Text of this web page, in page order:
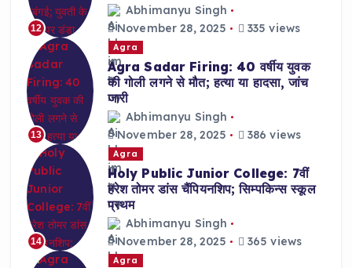
12
Abhimanyu Singh
November 28, 2025
335 views
13
Agra
Agra Sadar Firing: 40 वर्षीय युवक
की गोली लगने से मौत; हत्या या हादसा, जांच
जारी
Abhimanyu Singh
November 28, 2025
386 views
14
Agra
Holy Public Junior College: 7वीं
हरेश तोमर डांस चैंपियनशिप; सिम्पकिन्स स्कूल
प्रथम
Abhimanyu Singh
November 28, 2025
365 views
Agra